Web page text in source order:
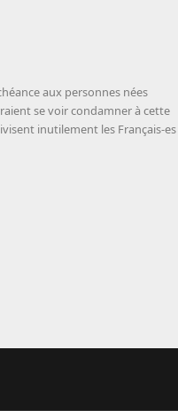
aux personnes nées
se voir condamner à cette
inutilement les Français-es